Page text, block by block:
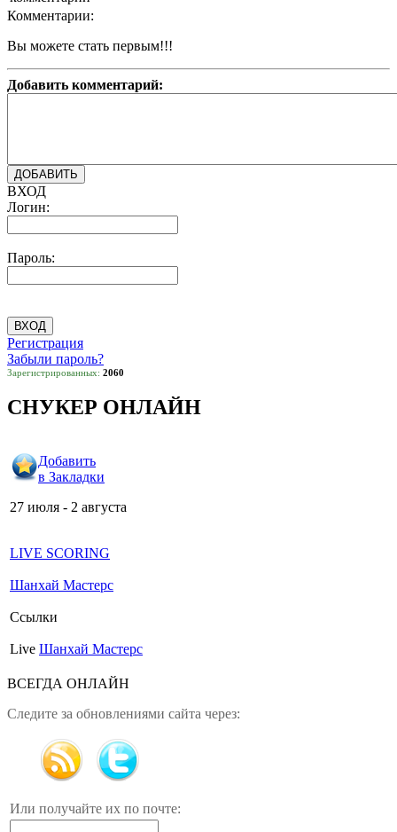
Комментарии:
Вы можете стать первым!!!
Добавить комментарий:
ВХОД
Логин:
Пароль:
Регистрация
Забыли пароль?
Зарегистрированных: 2060
СНУКЕР ОНЛАЙН
Добавить
в Закладки
27 июля - 2 августа
LIVE SCORING
Шанхай Мастерс
Ссылки
Live Шанхай Мастерс
ВСЕГДА ОНЛАЙН
Следите за обновлениями сайта через:
Или получайте их по почте: